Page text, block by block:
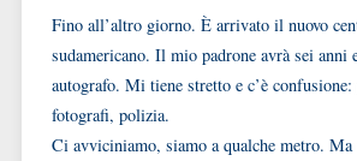
Fino all’altro giorno. È arrivato il nuovo
sudamericano. Il mio padrone avrà sei anni
autografo. Mi tiene stretto e c’è
fotografi, polizia.
Ci avviciniamo, siamo a qualche metro.